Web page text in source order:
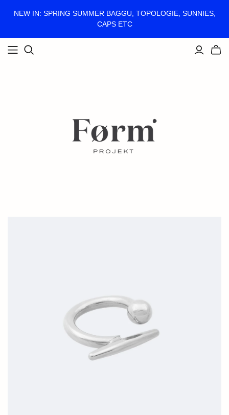
NEW IN: SPRING SUMMER BAGGU, TOPOLOGIE, SUNNIES,
CAPS ETC